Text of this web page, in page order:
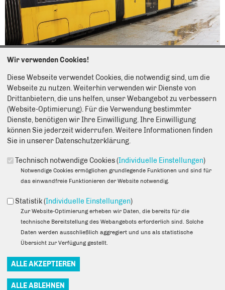
18.12.2025
Der Senat plant den Bau einer neuen, 5,1 Kilometer langen
Straßenbahnlinie 54. Sie soll zwischen den Haltestellen
Gehrenseestraße und Rosenthal Nord im Bezirk Pankow
verkehren. Doch welchen Verlauf genau soll die neue Linie
haben? Das wollte Abgeordnetenhausmitglied Prof. Dr. Martin
Pätzold per Schriftlicher Anfrage vom Senat erfahren. „Die
geplante Linie 54 soll von der Gehrenseestraße aus kommend
über die Haltestellen Alt-Hohenschönhausen, Sulzfelder Straße,
Pasedagplatz, S-Bahnhof Pankow-Heinersdorf und S- und U-
Senatsverwaltung für Mobilität, Verkehr, Klimaschutz und
Umwelt mit.
Auf den bereits bestehenden Streckenabschnitten zwischen den
Haltestellen Gehrenseestraße und Rosenthal Nord plant die BVG
in diesem Zusammenhang den barrierefreien Ausbau der heute
ein zweigleisiger Ausbau in der Friedrich-Engels-Straße in
Rosenthal vorgesehen. „In der Berliner Straße sind
Kapazitätserhöhungen für den ÖPNV erforderlich und
Wir verwenden Cookies!
Diese Webseite verwendet Cookies, die notwendig sind, um die
Webseite zu nutzen. Weiterhin verwenden wir Dienste von
Drittanbietern, die uns helfen, unser Webangebot zu verbessern
(Website-Optimierung). Für die Verwendung bestimmter
Dienste, benötigen wir Ihre Einwilligung. Ihre Einwilligung
können Sie jederzeit widerrufen. Weitere Informationen finden
Sie in unserer Datenschutzerklärung.
Technisch notwendige Cookies (Individuelle Einstellungen)
Notwendige Cookies ermöglichen grundlegende Funktionen und sind für
das einwandfreie Funktionieren der Website notwendig.
Statistik (Individuelle Einstellungen)
Zur Website-Optimierung erheben wir Daten, die bereits für die
technische Bereitstellung des Webangebots erforderlich sind. Solche
Daten werden ausschließlich aggregiert und uns als statistische
Übersicht zur Verfügung gestellt.